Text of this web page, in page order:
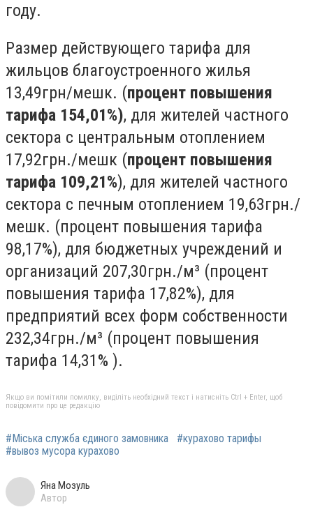
году.
Размер действующего тарифа для
жильцов благоустроенного жилья
13,49грн/мешк. (процент повышения
тарифа 154,01%), для жителей частного
сектора с центральным отоплением
17,92грн./мешк (процент повышения
тарифа 109,21%), для жителей частного
сектора с печным отоплением 19,63грн./
мешк. (процент повышения тарифа
98,17%), для бюджетных учреждений и
организаций 207,30грн./м³ (процент
повышения тарифа 17,82%), для
предприятий всех форм собственности
232,34грн./м³ (процент повышения
тарифа 14,31% ).
Якщо ви помітили помилку, виділіть необхідний текст і натисніть Ctrl + Enter, щоб
повідомити про це редакцію
#Міська служба єдиного замовника
#курахово тарифы
#вывоз мусора курахово
Яна Мозуль
Автор